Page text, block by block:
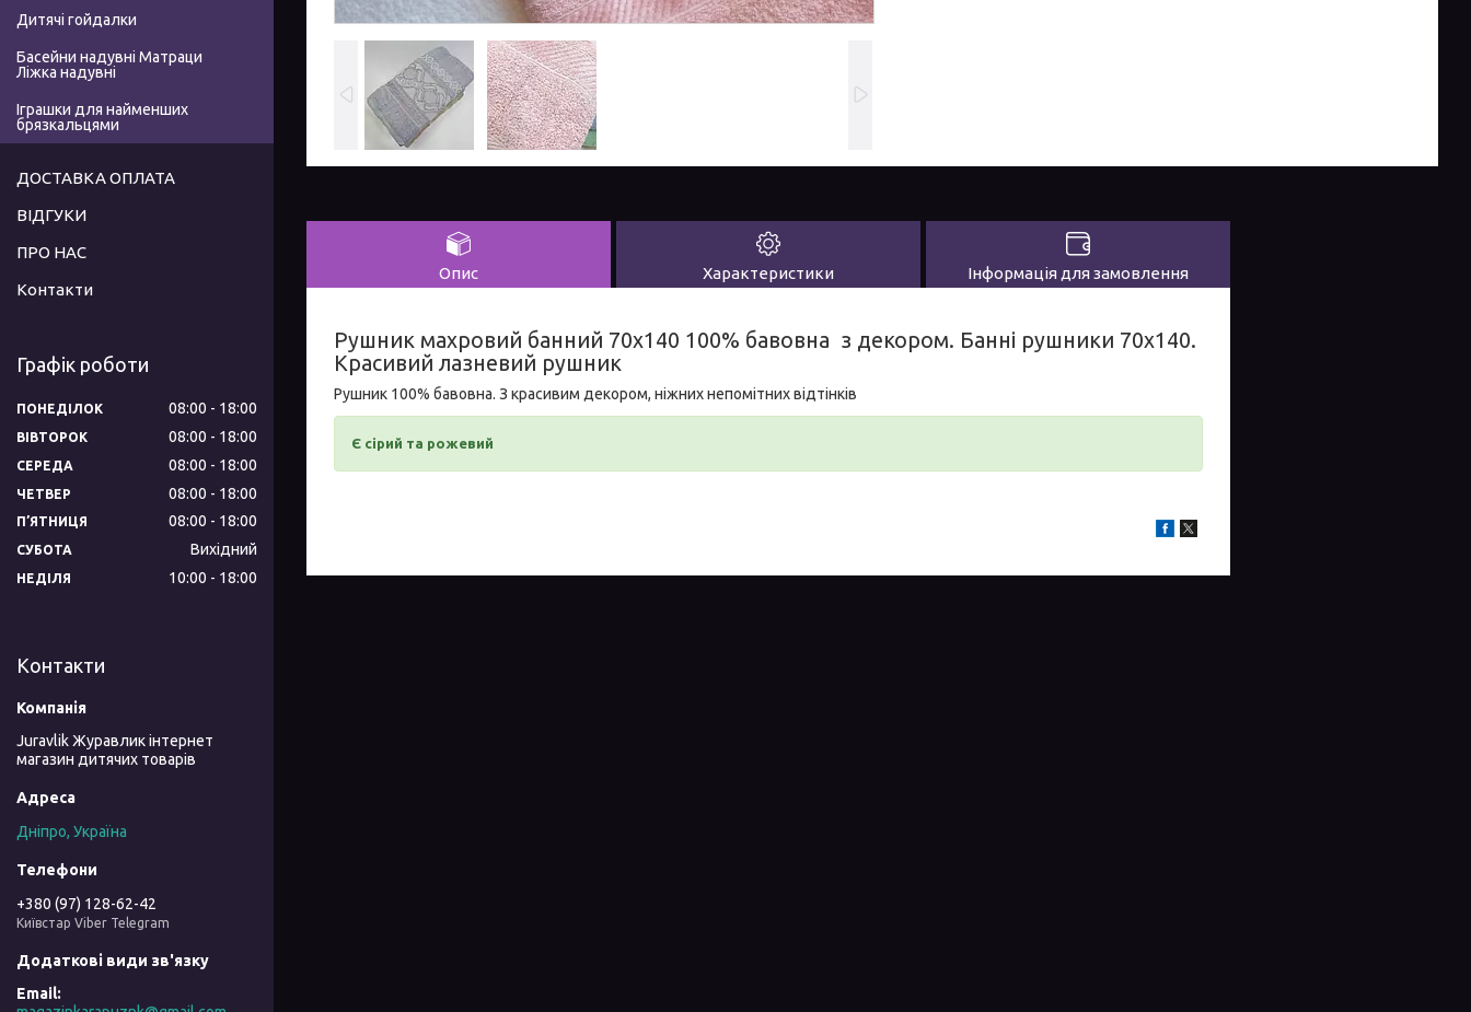
Опис Характеристики Інформація для замовлення
Рушник махровий банний 70х140 100% бавовна з декором. Банні рушники 70х140.
Красивий лазневий рушник
Рушник 100% бавовна. З красивим декором, ніжних непомітних відтінків
Є сірий та рожевий
Дитячі гойдалки
Басейни надувні Матраци
Ліжка надувні
Іграшки для найменших
брязкальцями
ДОСТАВКА ОПЛАТА
ВІДГУКИ
ПРО НАС
Контакти
Графік роботи
ПОНЕДІЛОК 08:00 18:00
ВІВТОРОК 08:00 18:00
СЕРЕДА 08:00 18:00
ЧЕТВЕР 08:00 18:00
ПʼЯТНИЦЯ 08:00 18:00
СУБОТА Вихідний
НЕДІЛЯ 10:00 18:00
Контакти
Juravlik Журавлик інтернет
магазин дитячих товарів
Дніпро, Україна
+380 (97) 128-62-42
Київстар Viber Telegram